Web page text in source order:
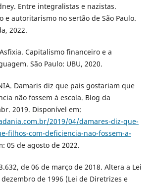
Entre integralistas e nazistas.
e autoritarismo no sertão de São Paulo.
2022.
Asfixia. Capitalismo financeiro e a
São Paulo: UBU, 2020.
Damaris diz que pais gostariam que
não fossem à escola. Blog da
2019. Disponível em:
2019/04/damares-diz-que-
filhos-com-deficiencia-nao-fossem-a-
05 de agosto de 2022.
de 06 de março de 2018. Altera a Lei
dezembro de 1996 (Lei de Diretrizes e